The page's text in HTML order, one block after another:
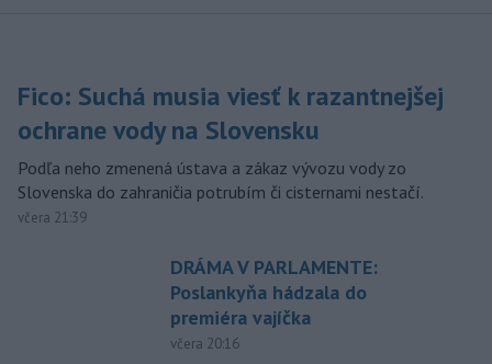
Fico: Suchá musia viesť k razantnejšej
ochrane vody na Slovensku
Podľa neho zmenená ústava a zákaz vývozu vody zo
Slovenska do zahraničia potrubím či cisternami nestačí.
včera 21:39
DRÁMA V PARLAMENTE:
Poslankyňa hádzala do
premiéra vajíčka
včera 20:16